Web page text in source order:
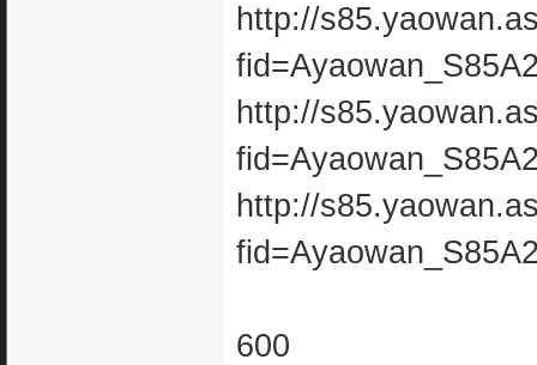
http://
http://
http://
600